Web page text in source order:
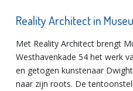
Reality Architect in
Met Reality Architect brengt
Westhavenkade 54 het werk
en getogen kunstenaar
naar zijn roots. De